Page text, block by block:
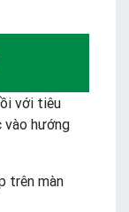
với tiêu
vào hướng
trên màn